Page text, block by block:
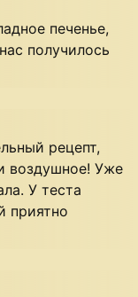
печенье,
получилось
рецепт,
воздушное! Уже
У теста
приятно